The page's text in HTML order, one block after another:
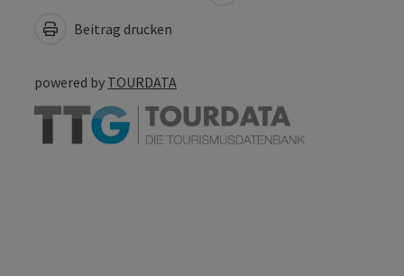
Beitrag drucken
powered by TOURDATA